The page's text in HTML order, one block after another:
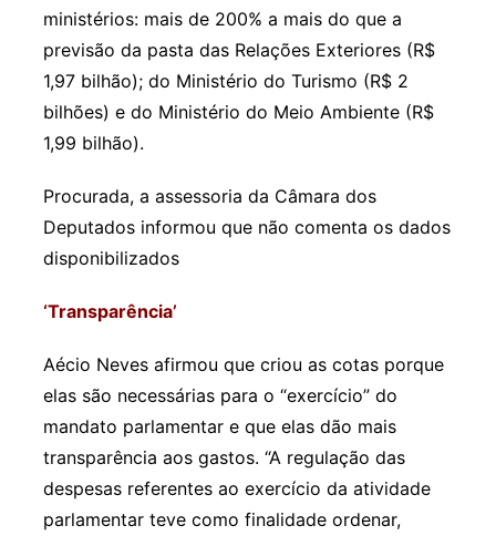
ministérios: mais de 200% a mais do que a
previsão da pasta das Relações Exteriores (R$
1,97 bilhão); do Ministério do Turismo (R$ 2
bilhões) e do Ministério do Meio Ambiente (R$
1,99 bilhão).
Procurada, a assessoria da Câmara dos
Deputados informou que não comenta os dados
disponibilizados
‘Transparência’
Aécio Neves afirmou que criou as cotas porque
elas são necessárias para o “exercício” do
mandato parlamentar e que elas dão mais
transparência aos gastos. “A regulação das
despesas referentes ao exercício da atividade
parlamentar teve como finalidade ordenar,